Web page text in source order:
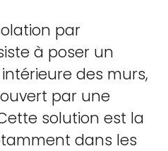
par
à poser un
des murs,
par une
solution est la
dans les